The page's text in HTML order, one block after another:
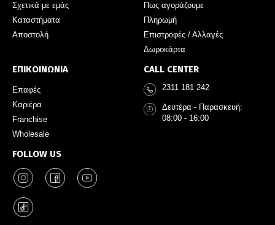
Σχετικά με εμάς
Καταστήματα
Αποστολή
Πως αγοράζουμε
Πληρωμή
Επιστροφές / Αλλαγές
Δωροκάρτα
ΕΠΙΚΟΙΝΩΝΙΑ
Επαφές
Καριέρα
Franchise
Wholesale
FOLLOW US
CALL CENTER
2311 181 242
Δευτέρα - Παρασκευή:
08:00 - 16:00